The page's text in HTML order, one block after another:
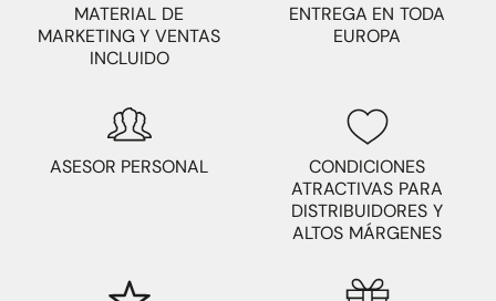
MATERIAL DE
MARKETING Y VENTAS
INCLUIDO
ENTREGA EN TODA
EUROPA
ASESOR PERSONAL
CONDICIONES
ATRACTIVAS PARA
DISTRIBUIDORES Y
ALTOS MÁRGENES